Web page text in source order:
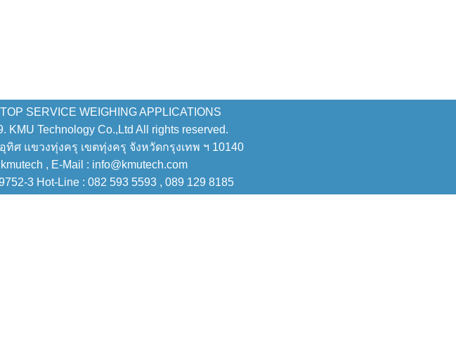
SERVICE WEIGHING APPLICATIONS
KMU Technology Co.,Ltd All rights reserved.
ทิศ แขวงทุ่งครุ เขตทุ่งครุ จังหวัดกรุงเทพ ฯ 10140
, E-Mail : info@kmutech.com
3 Hot-Line : 082 593 5593 , 089 129 8185